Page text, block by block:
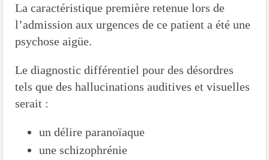
La caractéristique première retenue lors de
l’admission aux urgences de ce patient a été une
psychose aigüe.
Le diagnostic différentiel pour des désordres
tels que des hallucinations auditives et visuelles
serait :
un délire paranoïaque
une schizophrénie